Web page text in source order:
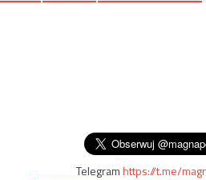
Telegramhttps://t.me/